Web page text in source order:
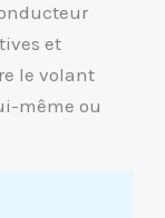
et
le volant
même ou